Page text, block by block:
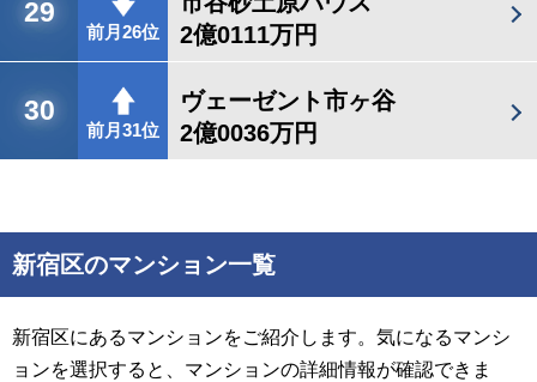
29
前月26位
2億0111万円
30
前月31位
ヴェーゼント市ヶ谷
2億0036万円
新宿区のマンション一覧
新宿区にあるマンションをご紹介します。気になるマンシ
ョンを選択すると、マンションの詳細情報が確認できま